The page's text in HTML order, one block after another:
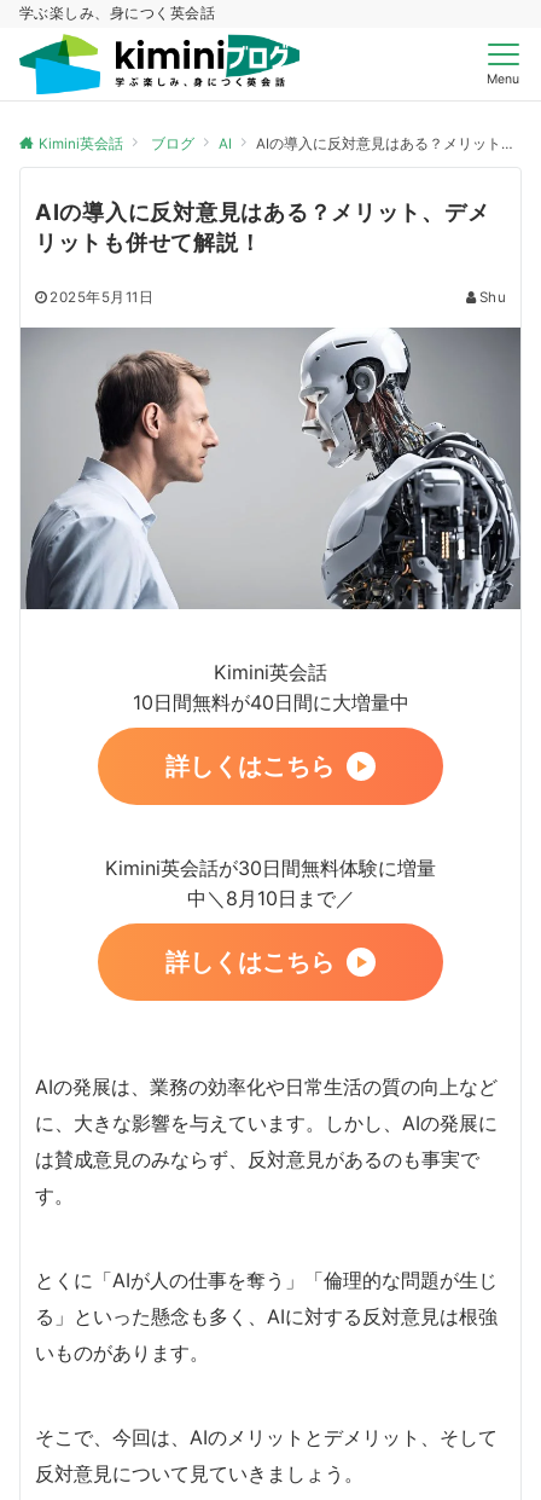
学ぶ楽しみ、身につく英会話
Menu
Kimini英会話 ブログ AI AIの導入に反対意見はある？メリット、デメリットも併せて解説！
AIの導入に反対意見はある？メリット、デメ
リットも併せて解説！
2025年5月11日 Shu
Kimini英会話
10日間無料が40日間に大増量中
詳しくはこちら
Kimini英会話が30日間無料体験に増量
中＼8月10日まで／
詳しくはこちら
AIの発展は、業務の効率化や日常生活の質の向上など
に、大きな影響を与えています。しかし、AIの発展に
は賛成意見のみならず、反対意見があるのも事実で
す。
とくに「AIが人の仕事を奪う」「倫理的な問題が生じ
る」といった懸念も多く、AIに対する反対意見は根強
いものがあります。
そこで、今回は、AIのメリットとデメリット、そして
反対意見について見ていきましょう。